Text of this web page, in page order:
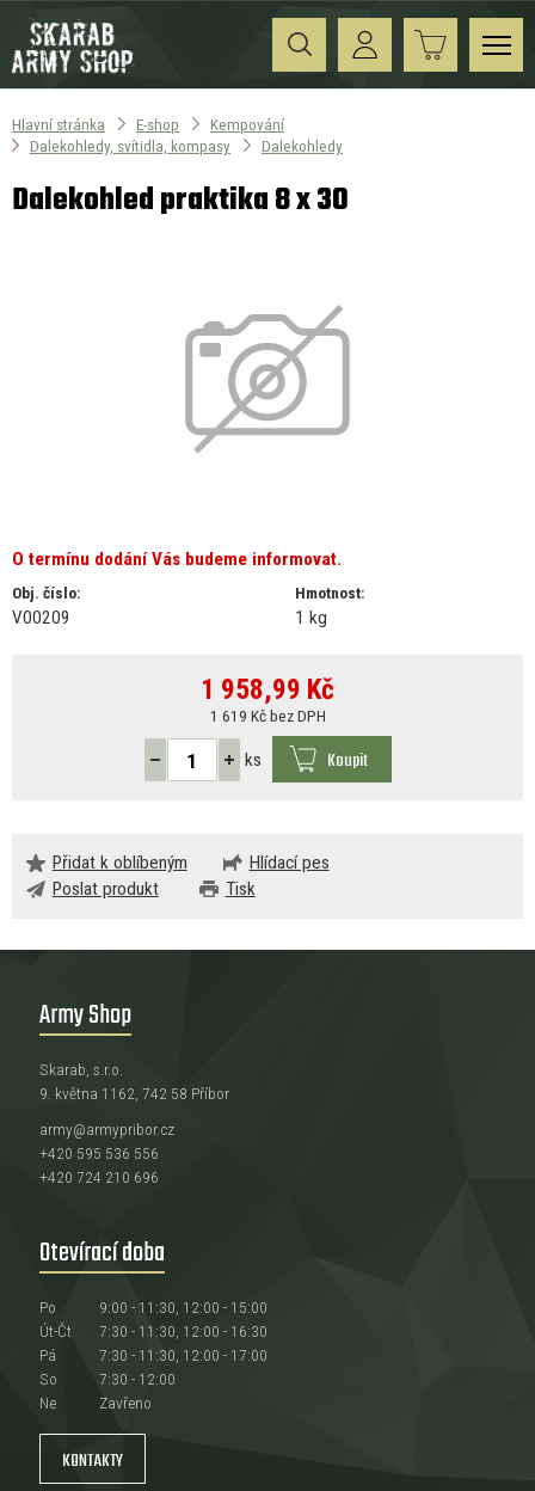
Hlavní stránka E-shop
Kempování
Dalekohledy, svítidla, kompasy
Dalekohledy
Dalekohled praktika 8 x 30
O termínu dodání Vás budeme informovat.
Obj. číslo:
V00209
Hmotnost:
1 kg
1 958,99 Kč
1 619 Kč bez DPH
ks Koupit
Přidat k oblíbeným
Hlídací pes
Poslat produkt
Tisk
Army Shop
Skarab, s.r.o.
9. května 1162, 742 58 Příbor
army@armypribor.cz
+420 595 536 556
+420 724 210 696
Otevírací doba
Po
9:00 - 11:30, 12:00 - 15:00
Út-Čt
7:30 - 11:30, 12:00 - 16:30
Pá
7:30 - 11:30, 12:00 - 17:00
So
7:30 - 12:00
Ne
Zavřeno
KONTAKTY